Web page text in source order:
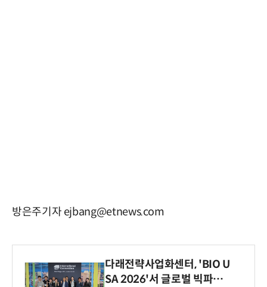
방은주기자 ejbang@etnews.com
다래전략사업화센터, 'BIO U
SA 2026'서 글로벌 빅파마